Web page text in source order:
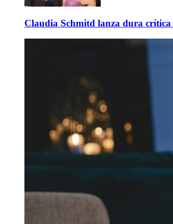
Claudia Schmitd lanza dura crítica